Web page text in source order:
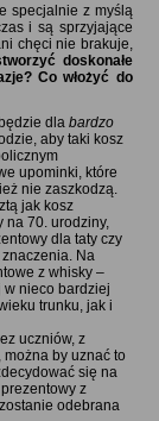
specjalnie z myślą
i są sprzyjające
chęci nie brakuje,
doskonałe
Co włożyć do
dlabardzo
aby taki kosz
upominki, które
nie zaszkodzą.
jak kosz
na 70. urodziny,
dla taty czy
Na
z whisky –
w nieco bardziej
trunku, jak i
uczniów, z
by uznać to
się na
z
odebrana